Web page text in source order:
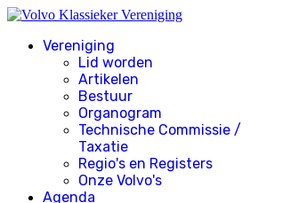
Vereniging
Lid worden
Artikelen
Bestuur
Organogram
Technische Commissie /
Taxatie
Regio's en Registers
Onze Volvo's
Agenda